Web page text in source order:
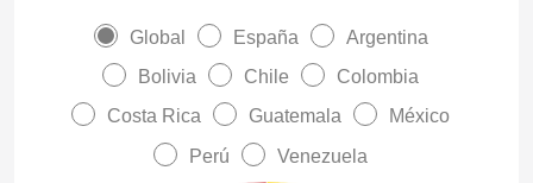
Global España
Argentina
Bolivia
Chile
Colombia
Costa Rica
Guatemala
México
Perú
Venezuela